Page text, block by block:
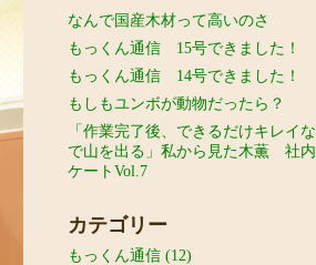
なんで国産木材って高いのさ
もっくん通信 15号できました！
もっくん通信 14号できました！
もしもユンボが動物だったら？
「作業完了後、できるだけキレイ
で山を出る」私から見た木薫 社
ケートVol.7
カテゴリー
もっくん通信(12)